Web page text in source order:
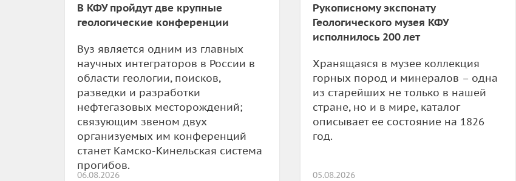
В КФУ пройдут две крупные
геологические конференции
Вуз является одним из главных
научных интеграторов в России в
области геологии, поисков,
разведки и разработки
нефтегазовых месторождений;
связующим звеном двух
организуемых им конференций
станет Камско-Кинельская система
прогибов.
06.08.2026
Рукописному экспонату
Геологического музея КФУ
исполнилось 200 лет
Хранящаяся в музее коллекция
горных пород и минералов – одна
из старейших не только в нашей
стране, но и в мире, каталог
описывает ее состояние на 1826
год.
05.08.2026